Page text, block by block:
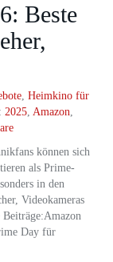
Beste
, Heimkino für
2025, Amazon,
können sich
als Prime-
in den
Videokameras
Day für